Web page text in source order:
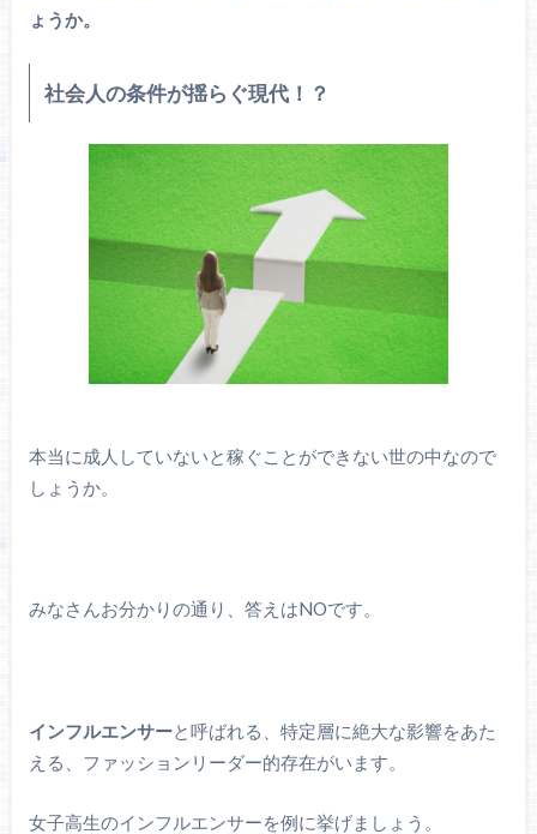
ょうか。
社会人の条件が揺らぐ現代！？
本当に成人していないと稼ぐことができない世の中なので
しょうか。
みなさんお分かりの通り、答えはNOです。
インフルエンサーと呼ばれる、特定層に絶大な影響をあた
える、ファッションリーダー的存在がいます。
女子高生のインフルエンサーを例に挙げましょう。